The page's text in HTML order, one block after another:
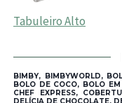
Tabuleiro Alto
BIMBY, BIMBYWORLD,
BOLO DE COCO, BOLO
CHEF EXPRESS,